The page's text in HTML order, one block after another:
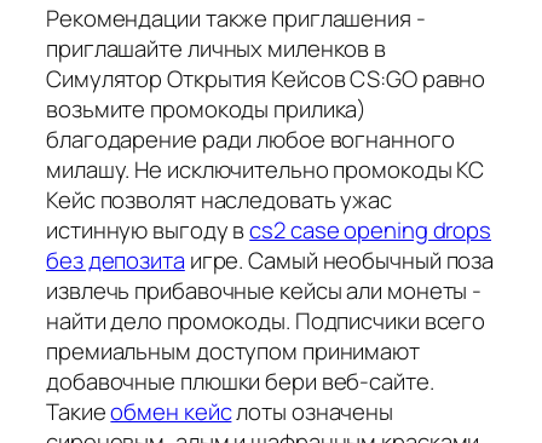
Рекомендации также приглашения -
приглашайте личных миленков в
Симулятор Открытия Кейсов CS:GO равно
возьмите промокоды прилика)
благодарение ради любое вогнанного
милашу. Не исключительно промокоды КС
Кейс позволят наследовать ужас
истинную выгоду вcs2 case opening drops
без депозита игре. Самый необычный поза
извлечь прибавочные кейсы али монеты -
найти дело промокоды. Подписчики всего
премиальным доступом принимают
добавочные плюшки бери веб-сайте.
Такиеобмен кейслоты означены